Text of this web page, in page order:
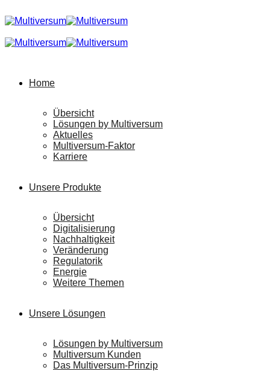
Home
Übersicht
Lösungen by Multiversum
Aktuelles
Multiversum-Faktor
Karriere
Unsere Produkte
Übersicht
Digitalisierung
Nachhaltigkeit
Veränderung
Regulatorik
Energie
Weitere Themen
Unsere Lösungen
Lösungen by Multiversum
Multiversum Kunden
Das Multiversum-Prinzip